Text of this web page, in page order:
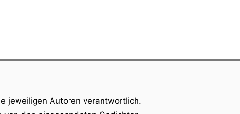
jeweiligen Autoren verantwortlich.